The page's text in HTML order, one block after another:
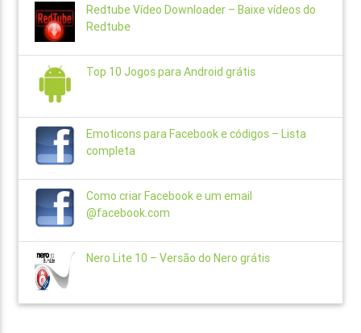
Redtube Vídeo Downloader – Baixe vídeos do
Redtube
Top 10 Jogos para Android grátis
Emoticons para Facebook e códigos – Lista
completa
Como criar Facebook e um email
@facebook.com
Nero Lite 10 – Versão do Nero grátis